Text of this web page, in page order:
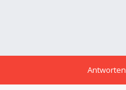
Antworten